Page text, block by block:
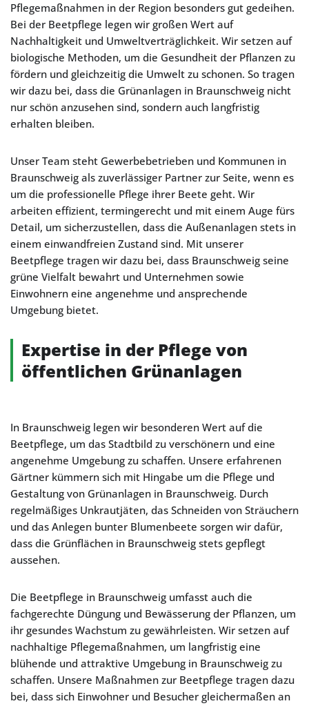
Pflegemaßnahmen in der Region besonders gut gedeihen.
Bei der Beetpflege legen wir großen Wert auf
Nachhaltigkeit und Umweltverträglichkeit. Wir setzen auf
biologische Methoden, um die Gesundheit der Pflanzen zu
fördern und gleichzeitig die Umwelt zu schonen. So tragen
wir dazu bei, dass die Grünanlagen in Braunschweig nicht
nur schön anzusehen sind, sondern auch langfristig
erhalten bleiben.
Unser Team steht Gewerbebetrieben und Kommunen in
Braunschweig als zuverlässiger Partner zur Seite, wenn es
um die professionelle Pflege ihrer Beete geht. Wir
arbeiten effizient, termingerecht und mit einem Auge fürs
Detail, um sicherzustellen, dass die Außenanlagen stets in
einem einwandfreien Zustand sind. Mit unserer
Beetpflege tragen wir dazu bei, dass Braunschweig seine
grüne Vielfalt bewahrt und Unternehmen sowie
Einwohnern eine angenehme und ansprechende
Umgebung bietet.
Expertise in der Pflege von
öffentlichen Grünanlagen
In Braunschweig legen wir besonderen Wert auf die
Beetpflege, um das Stadtbild zu verschönern und eine
angenehme Umgebung zu schaffen. Unsere erfahrenen
Gärtner kümmern sich mit Hingabe um die Pflege und
Gestaltung von Grünanlagen in Braunschweig. Durch
regelmäßiges Unkrautjäten, das Schneiden von Sträuchern
und das Anlegen bunter Blumenbeete sorgen wir dafür,
dass die Grünflächen in Braunschweig stets gepflegt
aussehen.
Die Beetpflege in Braunschweig umfasst auch die
fachgerechte Düngung und Bewässerung der Pflanzen, um
ihr gesundes Wachstum zu gewährleisten. Wir setzen auf
nachhaltige Pflegemaßnahmen, um langfristig eine
blühende und attraktive Umgebung in Braunschweig zu
schaffen. Unsere Maßnahmen zur Beetpflege tragen dazu
bei, dass sich Einwohner und Besucher gleichermaßen an